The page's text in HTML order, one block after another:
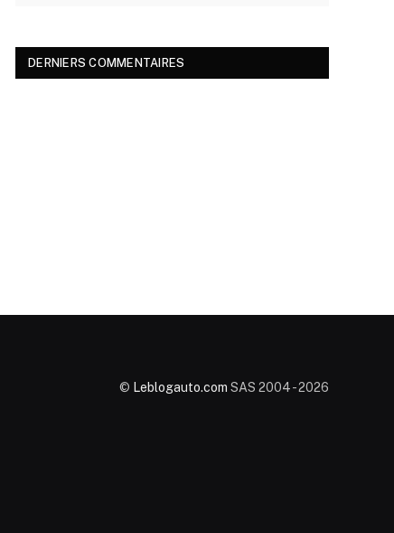
DERNIERS COMMENTAIRES
© Leblogauto.com SAS 2004 - 2026